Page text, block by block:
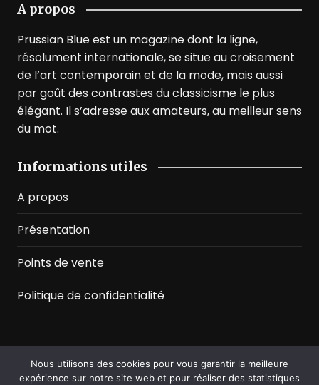
A propos
Prussian Blue est un magazine dont la ligne,
résolument internationale, se situe au croisement
de l’art contemporain et de la mode, mais aussi
par goût des contrastes du classicisme le plus
élégant. Il s’adresse aux amateurs, au meilleur sens
du mot.
Informations utiles
A propos
Présentation
Points de vente
Politique de confidentialité
©2026 Prussian Blue. All Rights Reserved
Nous utilisons des cookies pour vous garantir la meilleure
expérience sur notre site web et pour réaliser des statistiques